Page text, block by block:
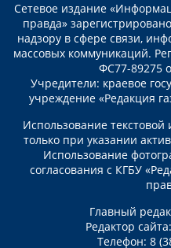
Сетевое издание
правда»
надзору в сфере связи,
массовых коммуникаций.
ФС77-89275
Учредители: краевое
учреждение «Редакция
Использование
только при указании
Использование
согласования с КГБУ
Главный
Редактор
Телефон: 8